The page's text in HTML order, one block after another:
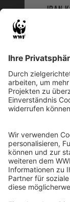
IBAN
WWF
Reinhardtstr. 18
10117 Berlin
Ihre Spende
Registriert als
Justiz Berlin,
Umsatzsteuer-